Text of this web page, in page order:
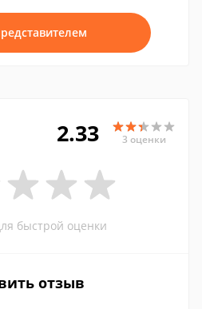
2.33 3 оценки
быстрой оценки
отзыв